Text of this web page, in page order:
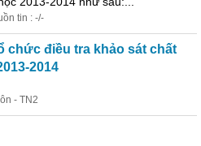
tin : -/-
chức điều tra khảo sát chất
2014
- TN2